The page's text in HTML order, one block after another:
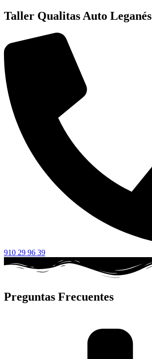
Taller Qualitas Auto Leganés
910 29 96 39
Preguntas Frecuentes